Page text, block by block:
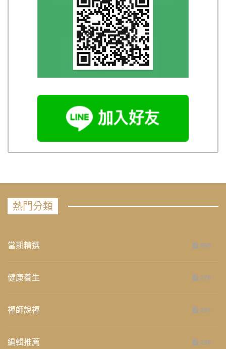
熱門分類
當期精選 658
健康養生 276
禪師說禪 267
編輯推薦 236